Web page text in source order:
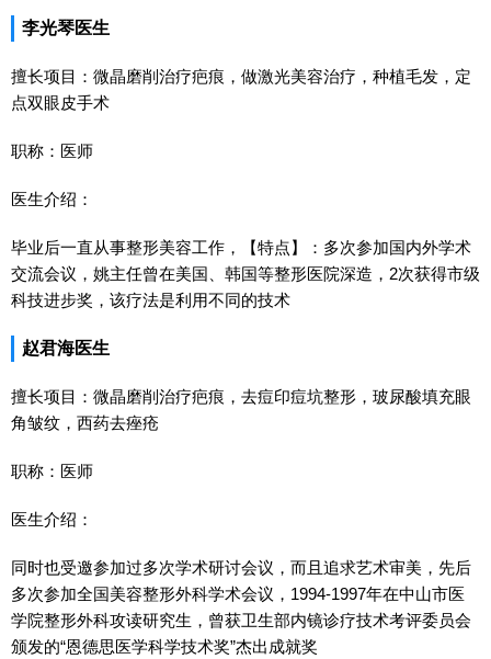
李光琴医生
擅长项目：微晶磨削治疗疤痕，做激光美容治疗，种植毛发，定
点双眼皮手术
职称：医师
医生介绍：
毕业后一直从事整形美容工作，【特点】：多次参加国内外学术
交流会议，姚主任曾在美国、韩国等整形医院深造，2次获得市级
科技进步奖，该疗法是利用不同的技术
赵君海医生
擅长项目：微晶磨削治疗疤痕，去痘印痘坑整形，玻尿酸填充眼
角皱纹，西药去痤疮
职称：医师
医生介绍：
同时也受邀参加过多次学术研讨会议，而且追求艺术审美，先后
多次参加全国美容整形外科学术会议，1994-1997年在中山市医
学院整形外科攻读研究生，曾获卫生部内镜诊疗技术考评委员会
颁发的“恩德思医学科学技术奖”杰出成就奖